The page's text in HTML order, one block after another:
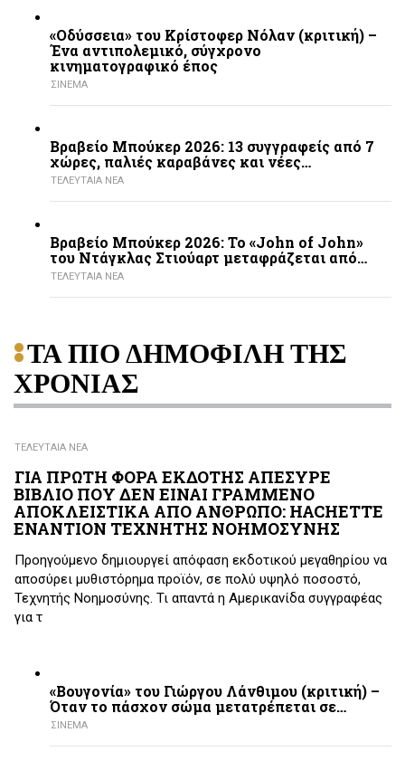
«Οδύσσεια» του Κρίστοφερ Νόλαν (κριτική) –
Ένα αντιπολεμικό, σύγχρονο
κινηματογραφικό έπος
ΣΙΝΕΜΑ
Βραβείο Μπούκερ 2026: 13 συγγραφείς από 7
χώρες, παλιές καραβάνες και νέες…
ΤΕΛΕΥΤΑΙΑ ΝΕΑ
Βραβείο Μπούκερ 2026: Το «John of John»
του Ντάγκλας Στιούαρτ μεταφράζεται από…
ΤΕΛΕΥΤΑΙΑ ΝΕΑ
ΤΑ ΠΙΟ ΔΗΜΟΦΙΛΗ ΤΗΣ
ΧΡΟΝΙΑΣ
ΤΕΛΕΥΤΑΙΑ ΝΕΑ
ΓΙΑ ΠΡΩΤΗ ΦΟΡΑ ΕΚΔΟΤΗΣ ΑΠΕΣΥΡΕ
ΒΙΒΛΙΟ ΠΟΥ ΔΕΝ ΕΙΝΑΙ ΓΡΑΜΜΕΝΟ
ΑΠΟΚΛΕΙΣΤΙΚΑ ΑΠΟ ΑΝΘΡΩΠΟ: HACHETTE
ΕΝΑΝΤΙΟΝ ΤΕΧΝΗΤΗΣ ΝΟΗΜΟΣΥΝΗΣ
Προηγούμενο δημιουργεί απόφαση εκδοτικού μεγαθηρίου να
αποσύρει μυθιστόρημα προϊόν, σε πολύ υψηλό ποσοστό,
Τεχνητής Νοημοσύνης. Τι απαντά η Αμερικανίδα συγγραφέας
για τ
«Βουγονία» του Γιώργου Λάνθιμου (κριτική) –
Όταν το πάσχον σώμα μετατρέπεται σε…
ΣΙΝΕΜΑ